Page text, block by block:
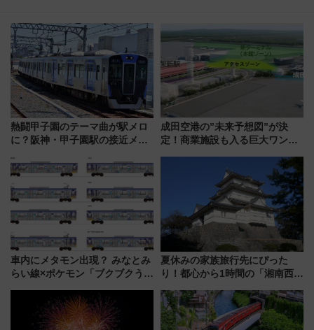
熱闘甲子園のテーマ曲が駅メロ
に？阪神・甲子園駅の接近メロ
谷実アレンジの特別仕様へ、8月
5日始発から
成田空港の”未来予想図”が決
定！商業施設も入る巨大ワンタ
で新型特急が品川･羽田とを結
ぶ！ JR空港駅は2面3線化！
車内にメタモン出現？ みなとみ
らい線×ポケモン「ブクブクうみ
行開始に！ この夏は直通列車で
横浜へ！
夏休みの家族旅行先にぴった
り！都心から1時間の「湘南西エ
島とは異なる魅力を持つ今夏の
注目スポット